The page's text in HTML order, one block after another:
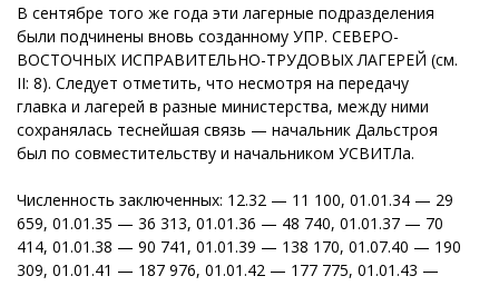
В сентябре того же года эти лагерные подразделения
были подчинены вновь созданному УПР. СЕВЕРО-
ВОСТОЧНЫХ ИСПРАВИТЕЛЬНО-ТРУДОВЫХ ЛАГЕРЕЙ (см.
II: 8). Следует отметить, что несмотря на передачу
главка и лагерей в разные министерства, между ними
сохранялась теснейшая связь — начальник Дальстроя
был по совместительству и начальником УСВИТЛа.
Численность заключенных: 12.32 — 11 100, 01.01.34 — 29
659, 01.01.35 — 36 313, 01.01.36 — 48 740, 01.01.37 — 70
414, 01.01.38 — 90 741, 01.01.39 — 138 170, 01.07.40 — 190
309, 01.01.41 — 187 976, 01.01.42 — 177 775, 01.01.43 —